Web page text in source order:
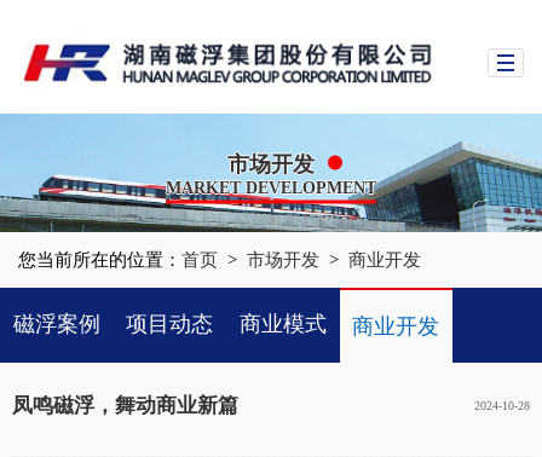
市场开发
MARKET DEVELOPMENT
您当前所在的位置：首页 >市场开发 >商业开发
磁浮案例 项目动态 商业模式 商业开发
客户来访
凤鸣磁浮，舞动商业新篇 2024-10-28